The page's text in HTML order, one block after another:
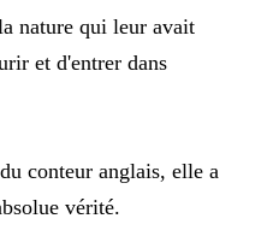
nature qui leur avait
et d'entrer dans
conteur anglais, elle a
vérité.